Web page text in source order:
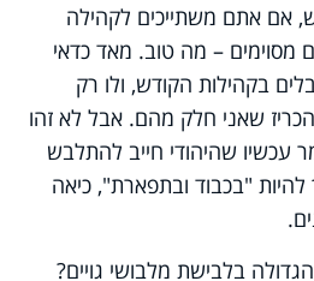
אם אתם משתייכים לקהילה
מסוימים – מה טוב. מאד כדאי
בקהילות הקודש, ולו רק
שאני חלק מהם. אבל לא זהו
עכשיו שהיהודי חייב להתלבש
"בכבוד ובתפארת", כיאה
בלבישת מלבושי גויים?